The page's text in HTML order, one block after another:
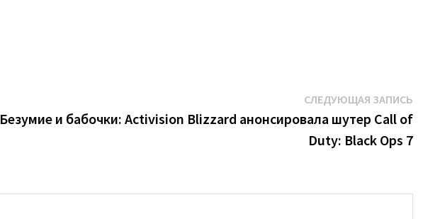
СЛЕДУЮЩАЯ ЗАПИСЬ
Безумие и бабочки: Activision Blizzard анонсировала шутер Call of
Duty: Black Ops 7